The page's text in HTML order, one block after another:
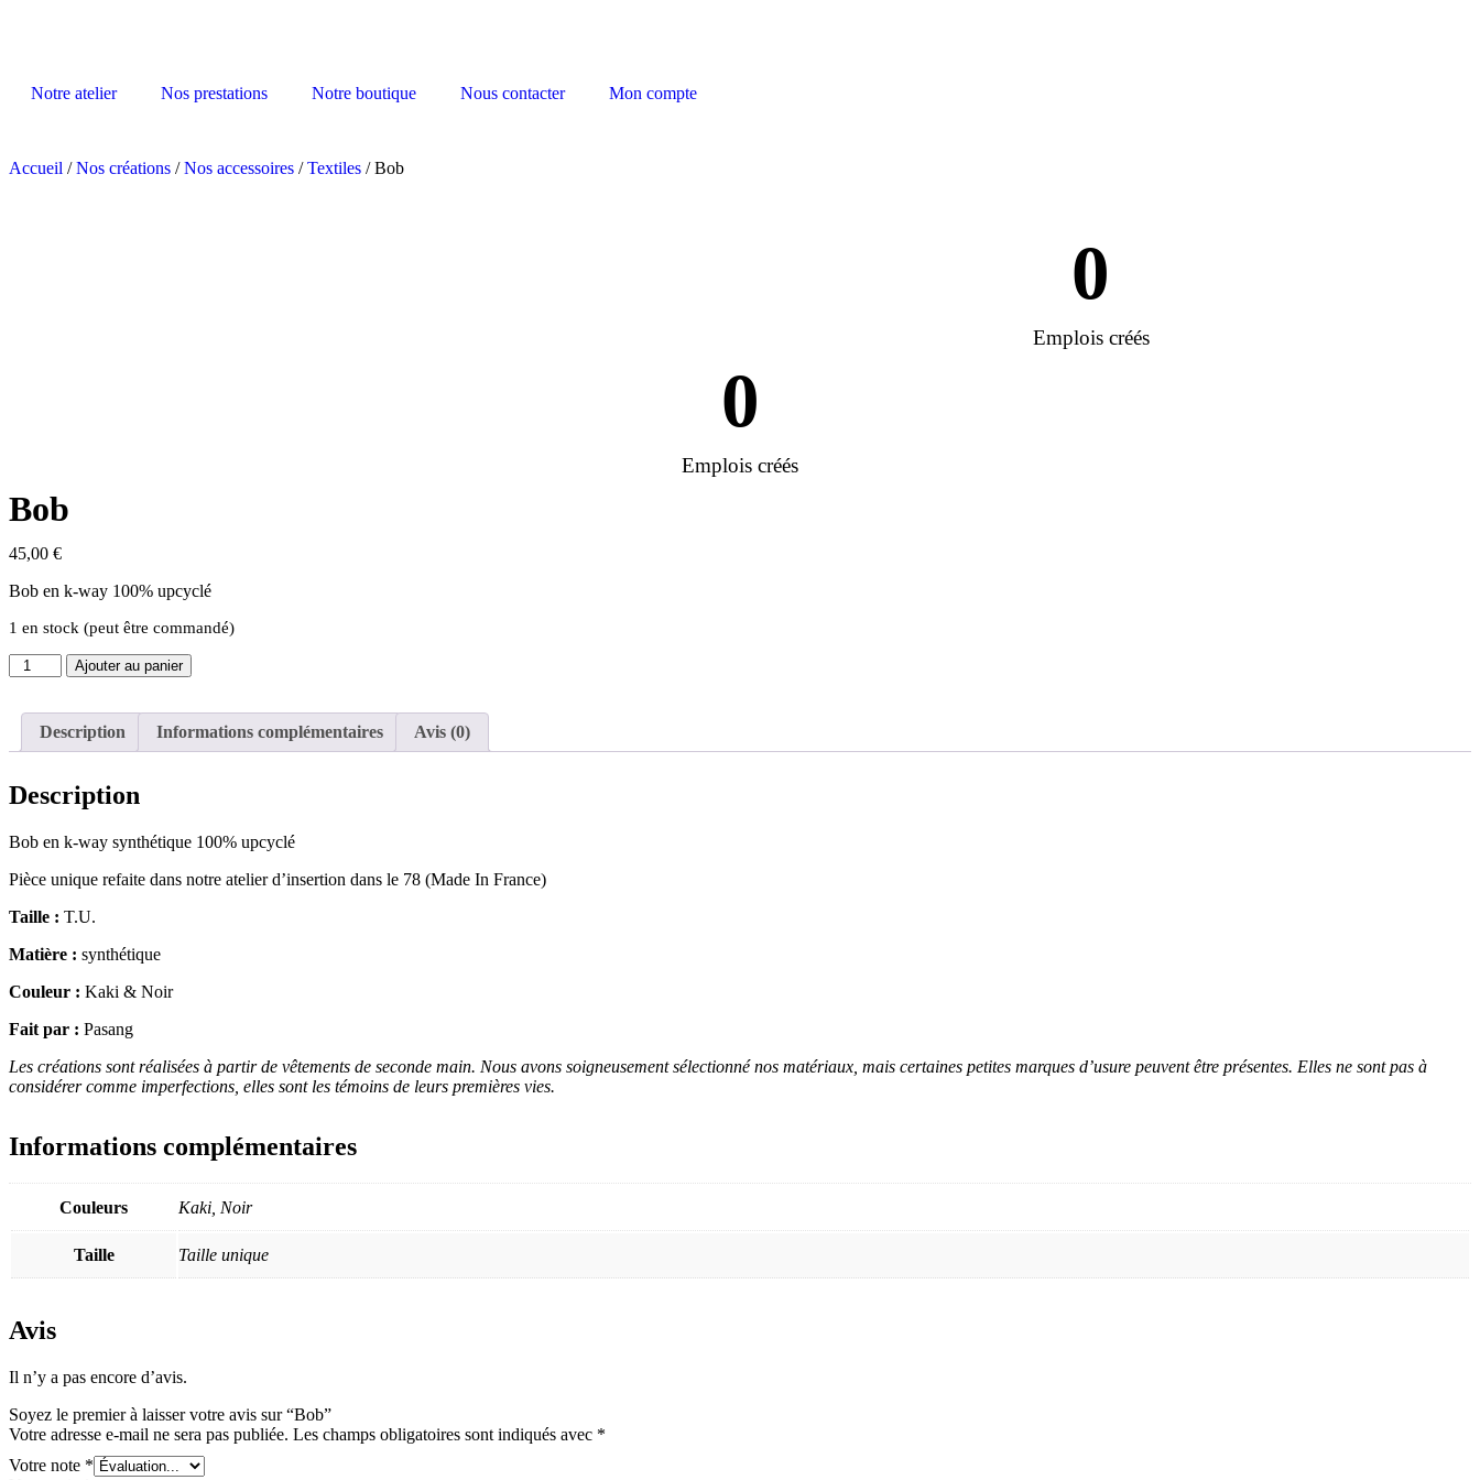
Notre atelier Nos prestations Notre boutique Nous contacter Mon compte
Accueil /Nos créations /Nos accessoires /Textiles / Bob
Emplois créés
0
Emplois créés
0
Bob
45,00 €
Bob en k-way 100% upcyclé
1 en stock (peut être commandé)
Ajouter au panier
Description Informations complémentaires Avis (0)
Description
Bob en k-way synthétique 100% upcyclé
Pièce unique refaite dans notre atelier d’insertion dans le 78 (Made In France)
Taille : T.U.
Matière : synthétique
Couleur : Kaki & Noir
Fait par : Pasang
Les créations sont réalisées à partir de vêtements de seconde main. Nous avons soigneusement sélectionné nos matériaux, mais certaines petites marques d’usure peuvent être présentes. Elles ne sont pas à
considérer comme imperfections, elles sont les témoins de leurs premières vies.
Informations complémentaires
Couleurs Kaki, Noir
Taille Taille unique
Avis
Il n’y a pas encore d’avis.
Soyez le premier à laisser votre avis sur “Bob”
Votre adresse e-mail ne sera pas publiée. Les champs obligatoires sont indiqués avec *
Votre note *